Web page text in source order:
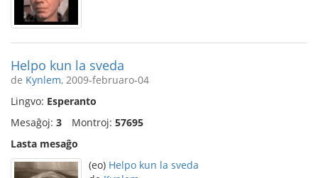
Helpo kun la sveda
de Kynlem, 2009-februaro-04
Lingvo: Esperanto
Mesaĝoj: 3 Montroj: 57695
Lasta mesaĝo
(eo) Helpo kun la sveda